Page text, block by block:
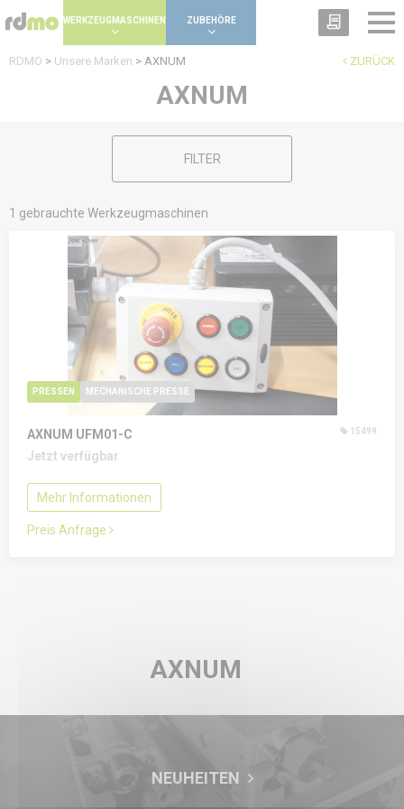
WERKZEUGMASCHINEN ZUBEHÖRE
ZURÜCK
RDMO > Unsere Marken > AXNUM
AXNUM
FILTER
1 gebrauchte Werkzeugmaschinen
PRESSEN MECHANISCHE PRESSE
AXNUM UFM01-C 15499
Jetzt verfügbar
Mehr Informationen
Preis Anfrage
AXNUM
NEUHEITEN